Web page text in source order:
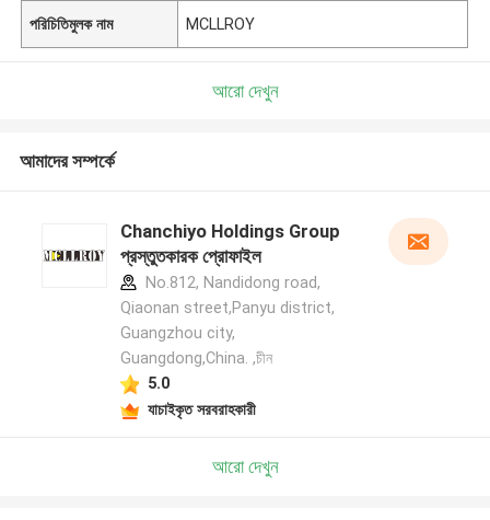
পরিচিতিমুলক নাম MCLLROY
আরো দেখুন
আমাদের সম্পর্কে
Chanchiyo Holdings Group
প্রস্তুতকারক প্রোফাইল
No.812, Nandidong road,
Qiaonan street,Panyu district,
Guangzhou city,
Guangdong,China. ,চীন
5.0
যাচাইকৃত সরবরাহকারী
আরো দেখুন